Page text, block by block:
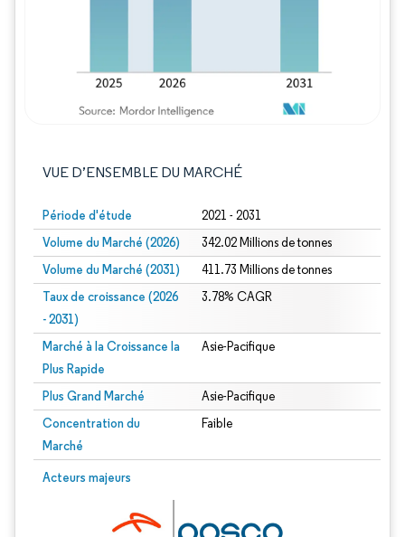
VUE D’ENSEMBLE DU MARCHÉ
Période d'étude 2021 - 2031
Volume du Marché (2026) 342.02 Millions de tonnes
Volume du Marché (2031) 411.73 Millions de tonnes
Taux de croissance (2026
- 2031)
3.78% CAGR
Marché à la Croissance la
Plus Rapide
Asie-Pacifique
Plus Grand Marché Asie-Pacifique
Concentration du
Marché
Faible
Acteurs majeurs
Image © Mordor Intelligence. La réutilisation nécessite une attribution sous CC